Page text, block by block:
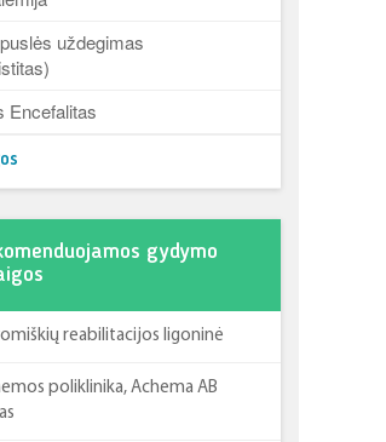
uždegimas
Encefalitas
gydymo
reabilitacijos ligoninė
poliklinika, Achema AB